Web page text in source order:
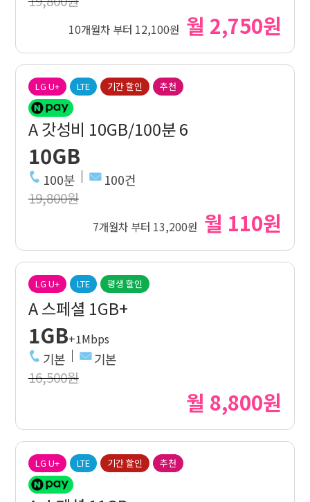
10개월차 부터 12,100원 월 2,750원
LG U+ LTE 기간 할인 추천
A 갓성비 10GB/100분 6
10GB
100분 100건
19,800원
7개월차 부터 13,200원 월 110원
LG U+ LTE 평생 할인
A 스페셜 1GB+
1GB+1Mbps
기본 기본
16,500원
월 8,800원
LG U+ LTE 기간 할인 추천